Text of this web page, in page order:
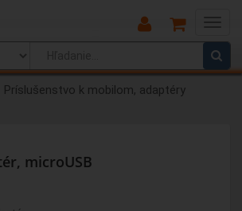
Main
Menu
Príslušenstvo k mobilom, adaptéry
microUSB